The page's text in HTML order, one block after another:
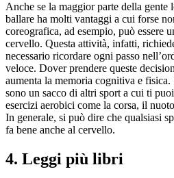
Anche se la maggior parte della
ballare ha molti vantaggi a cui forse
coreografica, ad esempio, può essere
cervello. Questa attività, infatti,
necessario ricordare ogni passo
veloce. Dover prendere queste
aumenta la memoria cognitiva e
sono un sacco di altri sport a cui ti
esercizi aerobici come la corsa, il
In generale, si può dire che qualsiasi
fa bene anche al cervello.
4. Leggi più libri